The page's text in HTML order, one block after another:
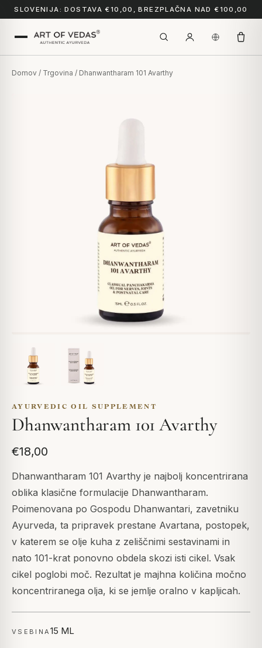
SLOVENIJA: DOSTAVA €10,00, BREZPLAČNA NAD €100,00
Domov / Trgovina / Dhanwantharam 101 Avarthy
AYURVEDIC OIL SUPPLEMENT
Dhanwantharam 101 Avarthy
€18,00
Dhanwantharam 101 Avarthy je najbolj koncentrirana
oblika klasične formulacije Dhanwantharam.
Poimenovana po Gospodu Dhanwantari, zavetniku
Ayurveda, ta pripravek prestane Avartana, postopek,
v katerem se olje kuha z zeliščnimi sestavinami in
nato 101-krat ponovno obdela skozi isti cikel. Vsak
cikel poglobi moč. Rezultat je majhna količina močno
koncentriranega olja, ki se jemlje oralno v kapljicah.
VSEBINA15 ML